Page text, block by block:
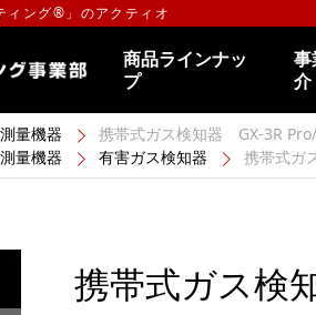
ィング®」のアクティオ
商品ラインナッ
プ
事
介
量機器
携帯式ガス検知器 GX-3R
量機器 有害ガス検知器 携帯式ガ
携帯式ガス検